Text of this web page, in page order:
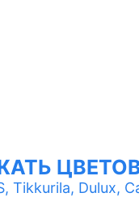
Tikkurila, Dulux,